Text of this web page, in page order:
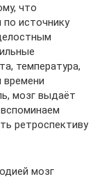
что
по источнику
температура,
времени
мозг выдаёт
ретроспективу
мозг